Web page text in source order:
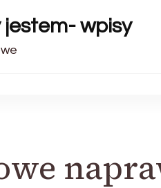
wpisy